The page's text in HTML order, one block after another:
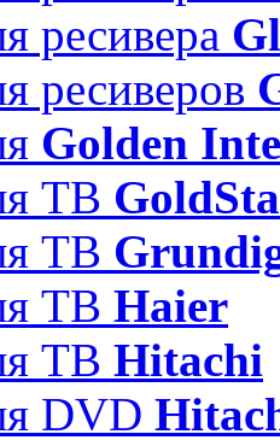
ресивера
ресиверов
Golden
ТВ
ТВ
ТВ Haier
ТВ Hitachi
DVD